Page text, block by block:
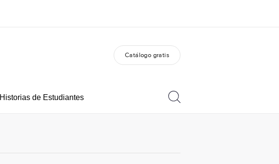
Trabajos
Catálogo gratis
Historias de Estudiantes